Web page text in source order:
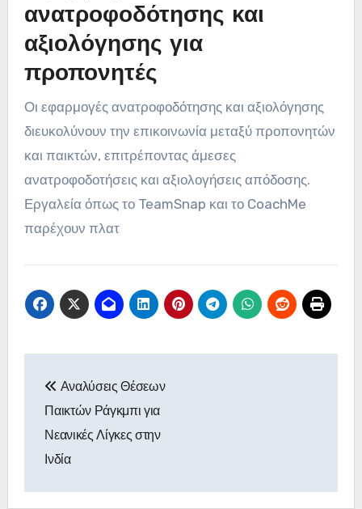
ανατροφοδότησης και
αξιολόγησης για
προπονητές
Οι εφαρμογές ανατροφοδότησης και αξιολόγησης
διευκολύνουν την επικοινωνία μεταξύ προπονητών
και παικτών, επιτρέποντας άμεσες
ανατροφοδοτήσεις και αξιολογήσεις απόδοσης.
Εργαλεία όπως το TeamSnap και το CoachMe
παρέχουν πλατ
navigation
Αναλύσεις Θέσεων
Παικτών Ράγκμπι για
Νεανικές Λίγκες στην
Ινδία